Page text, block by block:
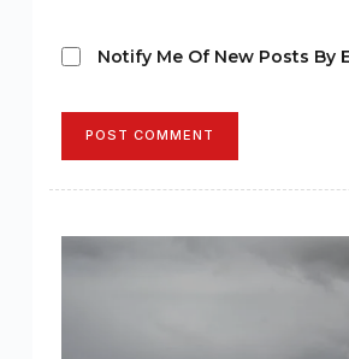
Notify Me Of New Posts By
POST COMMENT